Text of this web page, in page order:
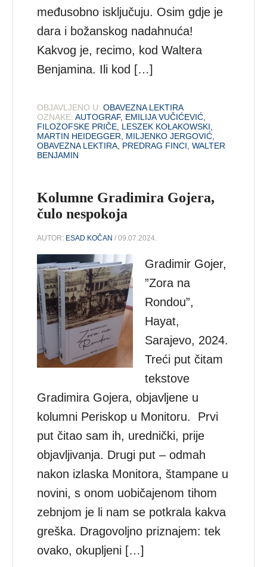
međusobno isključuju. Osim gdje je
dara i božanskog nadahnuća!
Kakvog je, recimo, kod Waltera
Benjamina. Ili kod […]
OBJAVLJENO U: OBAVEZNA LEKTIRA
OZNAKE: AUTOGRAF, EMILIJA VUČIĆEVIĆ
FILOZOFSKE PRIČE LESZEK KOŁAKOWSKI
MARTIN HEIDEGGER
MILJENKO JERGOVIĆ
OBAVEZNA LEKTIRA PREDRAG FINCI ,WALTER
BENJAMIN
Kolumne Gradimira Gojera,
čulo nespokoja
AUTOR: ESAD KOČAN / 09.07.2024.
Gradimir Gojer,
”Zora na
Rondou”,
Hayat,
Sarajevo, 2024.
Treći put čitam
tekstove
Gradimira Gojera, objavljene u
kolumni Periskop u Monitoru. Prvi
put čitao sam ih, urednički, prije
objavljivanja. Drugi put – odmah
nakon izlaska Monitora, štampane u
novini, s onom uobičajenom tihom
zebnjom je li nam se potkrala kakva
greška. Dragovoljno priznajem: tek
ovako, okupljeni […]